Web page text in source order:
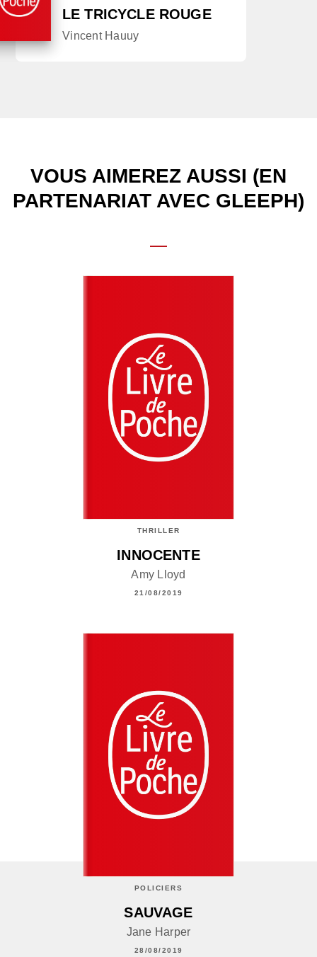
LE TRICYCLE ROUGE
Vincent Hauuy
VOUS AIMEREZ AUSSI (EN
PARTENARIAT AVEC GLEEPH)
THRILLER
INNOCENTE
Amy Lloyd
21/08/2019
POLICIERS
SAUVAGE
Jane Harper
28/08/2019